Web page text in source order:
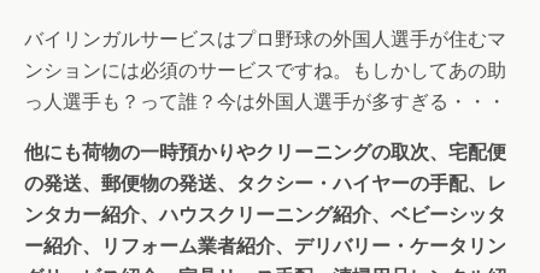
バイリンガルサービスはプロ野球の外国人選手が住むマ
ンションには必須のサービスですね。もしかしてあの助
っ人選手も？って誰？今は外国人選手が多すぎる・・・
他にも荷物の一時預かりやクリーニングの取次、宅配便
の発送、郵便物の発送、タクシー・ハイヤーの手配、レ
ンタカー紹介、ハウスクリーニング紹介、ベビーシッタ
ー紹介、リフォーム業者紹介、デリバリー・ケータリン